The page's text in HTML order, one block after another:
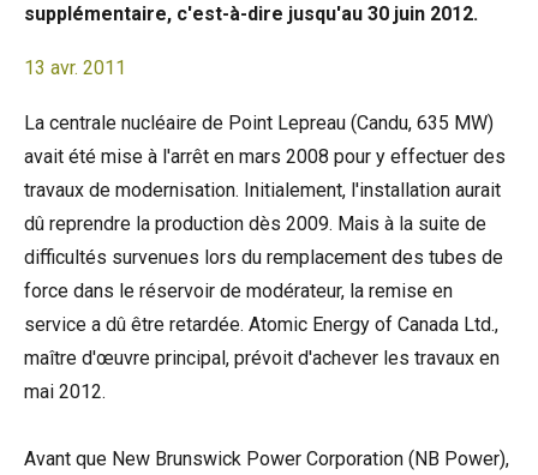
supplémentaire, c'est-à-dire jusqu'au 30 juin 2012.
13 avr. 2011
La centrale nucléaire de Point Lepreau (Candu, 635 MW)
avait été mise à l'arrêt en mars 2008 pour y effectuer des
travaux de modernisation. Initialement, l'installation aurait
dû reprendre la production dès 2009. Mais à la suite de
difficultés survenues lors du remplacement des tubes de
force dans le réservoir de modérateur, la remise en
service a dû être retardée. Atomic Energy of Canada Ltd.,
maître d'œuvre principal, prévoit d'achever les travaux en
mai 2012.
Avant que New Brunswick Power Corporation (NB Power),